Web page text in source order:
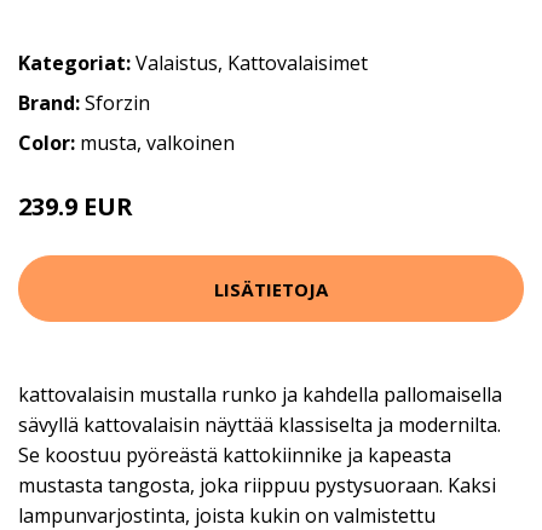
Kategoriat:Valaistus, Kattovalaisimet
Brand:Sforzin
Color: musta, valkoinen
239.9 EUR
LISÄTIETOJA
kattovalaisin mustalla runko ja kahdella pallomaisella
sävyllä kattovalaisin näyttää klassiselta ja modernilta.
Se koostuu pyöreästä kattokiinnike ja kapeasta
mustasta tangosta, joka riippuu pystysuoraan. Kaksi
lampunvarjostinta, joista kukin on valmistettu